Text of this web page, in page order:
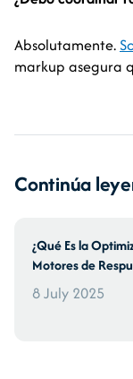
Absolutamente.
markup asegura
Continúa
¿Qué Es la
Motores de
8 July 2025